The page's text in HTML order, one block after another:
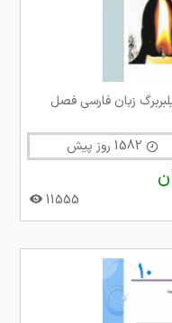
زبان فارسی فصل
11555